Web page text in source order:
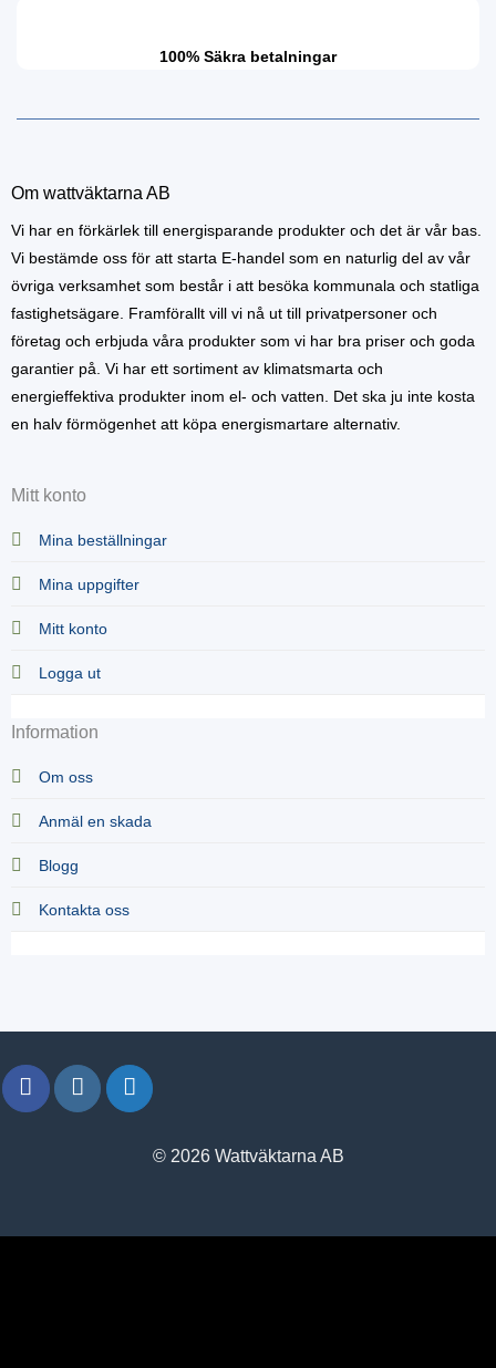
100% Säkra betalningar
Om wattväktarna AB
Vi har en förkärlek till energisparande produkter och det är vår bas.
Vi bestämde oss för att starta E-handel som en naturlig del av vår
övriga verksamhet som består i att besöka kommunala och statliga
fastighetsägare. Framförallt vill vi nå ut till privatpersoner och
företag och erbjuda våra produkter som vi har bra priser och goda
garantier på. Vi har ett sortiment av klimatsmarta och
energieffektiva produkter inom el- och vatten. Det ska ju inte kosta
en halv förmögenhet att köpa energismartare alternativ.
Mitt konto
Mina beställningar
Mina uppgifter
Mitt konto
Logga ut
Information
Om oss
Anmäl en skada
Blogg
Kontakta oss
© 2026 Wattväktarna AB